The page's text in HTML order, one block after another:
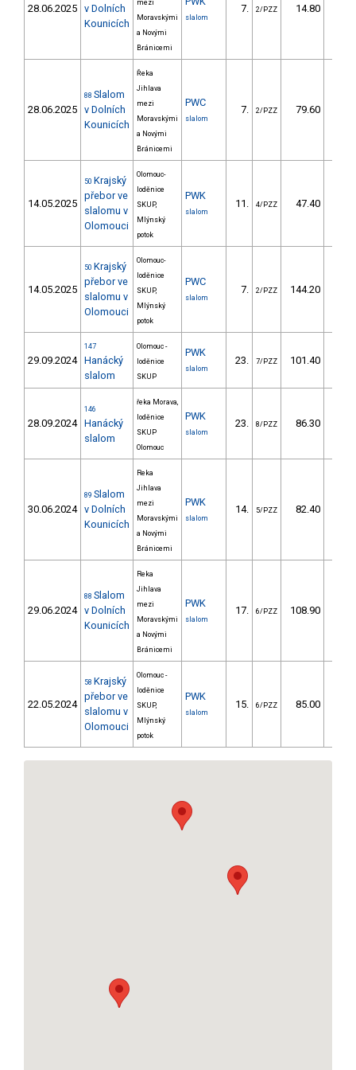
28.06.2025 v Dolních
Kounicích
mezi
Moravskými
a Novými
Bránicemi
slalom
7. 2/PZZ 14.80
28.06.2025
88 Slalom
v Dolních
Kounicích
Řeka
Jihlava
mezi
Moravskými
a Novými
Bránicemi
PWC
slalom
7. 2/PZZ 79.60
14.05.2025
50 Krajský
přebor ve
slalomu v
Olomouci
Olomouc-
loděnice
SKUP,
Mlýnský
potok
PWK
slalom
11. 4/PZZ 47.40
14.05.2025
50 Krajský
přebor ve
slalomu v
Olomouci
Olomouc-
loděnice
SKUP,
Mlýnský
potok
PWC
slalom
7. 2/PZZ 144.20
29.09.2024
147
Hanácký
slalom
Olomouc -
loděnice
SKUP
PWK
slalom
23. 7/PZZ 101.40
28.09.2024
146
Hanácký
slalom
řeka Morava,
loděnice
SKUP
Olomouc
PWK
slalom
23. 8/PZZ 86.30
30.06.2024
89 Slalom
v Dolních
Kounicích
Reka
Jihlava
mezi
Moravskými
a Novými
Bránicemi
PWK
slalom
14. 5/PZZ 82.40
29.06.2024
88 Slalom
v Dolních
Kounicích
Reka
Jihlava
mezi
Moravskými
a Novými
Bránicemi
PWK
slalom
17. 6/PZZ 108.90
22.05.2024
58 Krajský
přebor ve
slalomu v
Olomouci
Olomouc -
loděnice
SKUP,
Mlýnský
potok
PWK
slalom
15. 6/PZZ 85.00